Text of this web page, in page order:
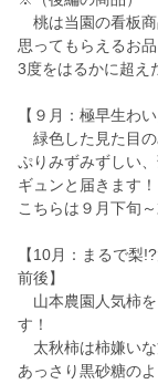
桃は当園の看板商
思ってもらえるお
3度をはるかに超え
【９月：極早生わ
緑色した見た目の
ぷりみずみずしい
ギュンと届きます！
こちらは９月下旬
【10月：まるで梨
前後】
山本農園人気柿を
す！
太秋柿は柿嫌いな
あっさり黒砂糖の